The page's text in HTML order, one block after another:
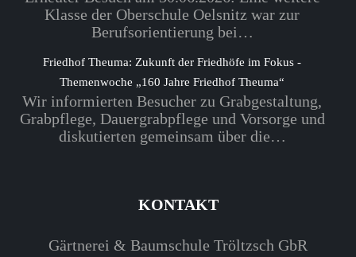
Klasse der Oberschule Oelsnitz war zur
Berufsorientierung bei…
Friedhof Theuma: Zukunft der Friedhöfe im Fokus -
Themenwoche „160 Jahre Friedhof Theuma“
Wir informierten Besucher zu Grabgestaltung,
Grabpflege, Dauergrabpflege und Vorsorge und
diskutierten gemeinsam über die…
KONTAKT
Gärtnerei & Baumschule Tröltzsch GbR